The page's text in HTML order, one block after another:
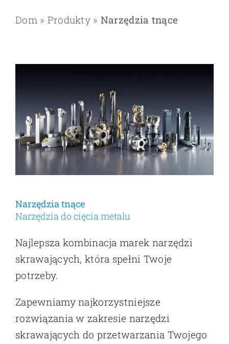
Dom» Produkty» Narzędzia tnące
Narzędzia tnące
Narzędzia do cięcia metalu
Najlepsza kombinacja marek narzędzi
skrawających, która spełni Twoje
potrzeby.
Zapewniamy najkorzystniejsze
rozwiązania w zakresie narzędzi
skrawających do przetwarzania Twojego